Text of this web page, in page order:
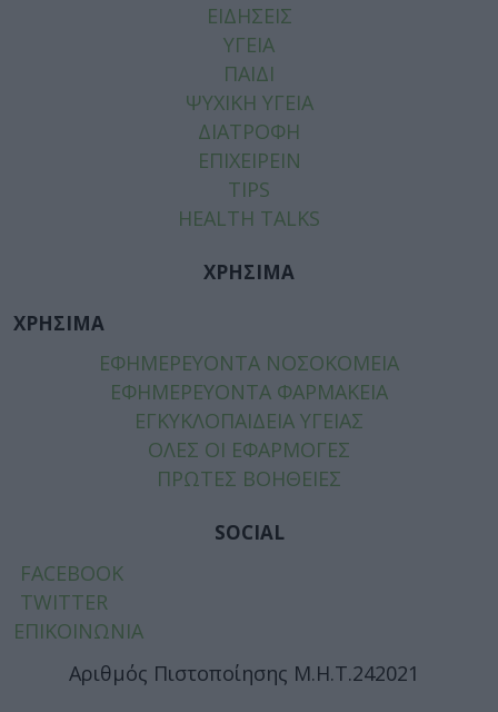
ΕΙΔΗΣΕΙΣ
ΥΓΕΙΑ
ΠΑΙΔΙ
ΨΥΧΙΚΗ ΥΓΕΙΑ
ΔΙΑΤΡΟΦΗ
ΕΠΙΧΕΙΡΕΙΝ
TIPS
HEALTH TALKS
ΧΡΗΣΙΜΑ
ΧΡΗΣΙΜΑ
ΕΦΗΜΕΡΕΥΟΝΤΑ ΝΟΣΟΚΟΜΕΙΑ
ΕΦΗΜΕΡΕΥΟΝΤΑ ΦΑΡΜΑΚΕΙΑ
ΕΓΚΥΚΛΟΠΑΙΔΕΙΑ ΥΓΕΙΑΣ
ΟΛΕΣ ΟΙ ΕΦΑΡΜΟΓΕΣ
ΠΡΩΤΕΣ ΒΟΗΘΕΙΕΣ
SOCIAL
FACEBOOK
TWITTER
ΕΠΙΚΟΙΝΩΝΙΑ
Αριθμός Πιστοποίησης Μ.Η.Τ.242021